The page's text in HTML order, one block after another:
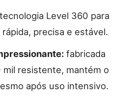
tecnologia Level 360 para
precisa e estável.
fabricada
mil resistente, mantém o
após uso intensivo.